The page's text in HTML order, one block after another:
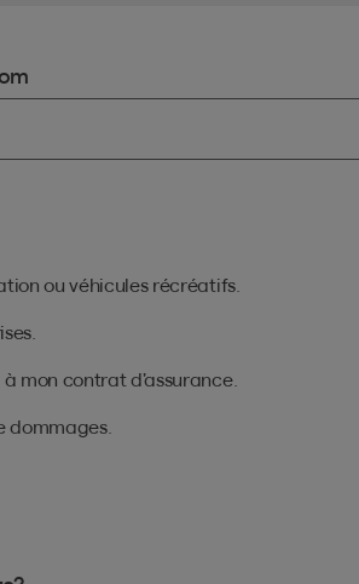
ou véhicules récréatifs.
mon contrat d’assurance.
dommages.